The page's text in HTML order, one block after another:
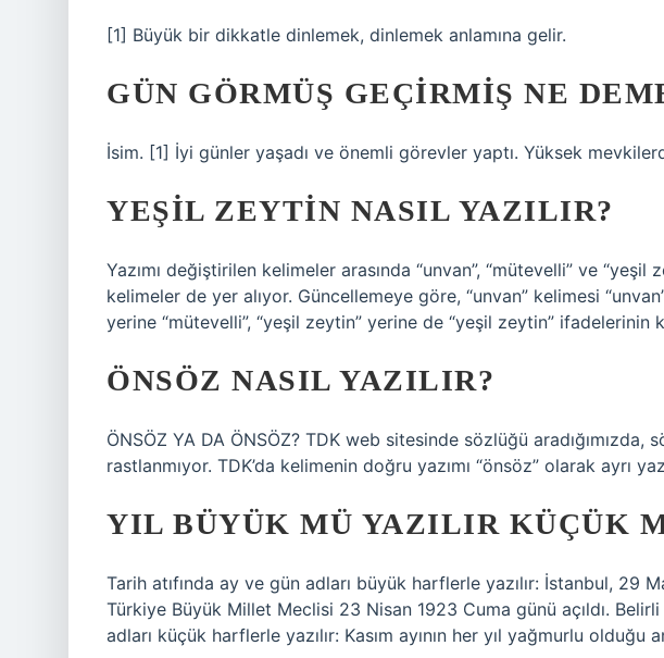
[1] Büyük bir dikkatle dinlemek, dinlemek anlamına gelir.
GÜN GÖRMÜŞ GEÇIRMIŞ NE
İsim. [1] İyi günler yaşadı ve önemli görevler yaptı. Yüksek
YEŞIL ZEYTIN NASIL YAZILIR?
Yazımı değiştirilen kelimeler arasında “unvan”, “mütevelli” ve “yeşil
kelimeler de yer alıyor. Güncellemeye göre, “unvan” kelimesi
yerine “mütevelli”, “yeşil zeytin” yerine de “yeşil zeytin” ifadelerinin
ÖNSÖZ NASIL YAZILIR?
ÖNSÖZ YA DA ÖNSÖZ? TDK web sitesinde sözlüğü aradığımızda,
rastlanmıyor. TDK’da kelimenin doğru yazımı “önsöz” olarak ayrı
YIL BÜYÜK MÜ YAZILIR KÜÇÜK
Tarih atıfında ay ve gün adları büyük harflerle yazılır: İstanbul, 29
Türkiye Büyük Millet Meclisi 23 Nisan 1923 Cuma günü açıldı.
adları küçük harflerle yazılır: Kasım ayının her yıl yağmurlu olduğu